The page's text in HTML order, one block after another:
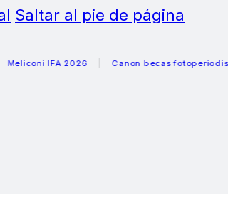
Saltar al pie de página
IFA 2026 Canon becas fotoperiodismo